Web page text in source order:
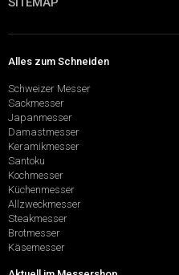
Alles zum Schneiden
Schweizer Messer
Sackmesser
Japanmesser
Damastmesser
Keramikmesser
Santoku
Kochmesser
Küchenmesser
Allzweckmesser
Steakmesser
Brotmesser
Käsemesser